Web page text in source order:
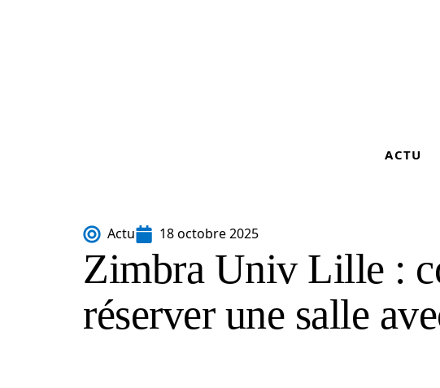
ACTU
Actu 18 octobre 2025
Zimbra Univ Lille :
réserver une salle